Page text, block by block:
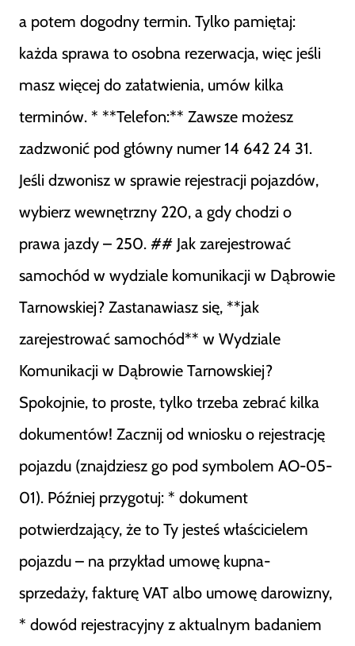
a potem dogodny termin. Tylko pamiętaj:
każda sprawa to osobna rezerwacja, więc jeśli
masz więcej do załatwienia, umów kilka
terminów. * **Telefon:** Zawsze możesz
zadzwonić pod główny numer 14 642 24 31.
Jeśli dzwonisz w sprawie rejestracji pojazdów,
wybierz wewnętrzny 220, a gdy chodzi o
prawa jazdy – 250. ## Jak zarejestrować
samochód w wydziale komunikacji w Dąbrowie
Tarnowskiej? Zastanawiasz się, **jak
zarejestrować samochód** w Wydziale
Komunikacji w Dąbrowie Tarnowskiej?
Spokojnie, to proste, tylko trzeba zebrać kilka
dokumentów! Zacznij od wniosku o rejestrację
pojazdu (znajdziesz go pod symbolem AO-05-
01). Później przygotuj: * dokument
potwierdzający, że to Ty jesteś właścicielem
pojazdu – na przykład umowę kupna-
sprzedaży, fakturę VAT albo umowę darowizny,
* dowód rejestracyjny z aktualnym badaniem